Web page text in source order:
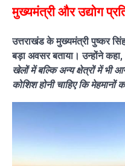
मुख्यमंत्री और उद्योग
उत्तराखंड के मुख्यमंत्री पुष्कर
बड़ा अवसर बताया। उन्होंने कहा,
खेलों में बल्कि अन्य क्षेत्रों में भी
कोशिश होनी चाहिए कि